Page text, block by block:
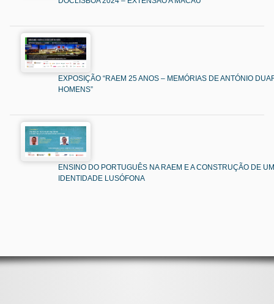
EXPOSIÇÃO “RAEM 25 ANOS – MEMÓRIAS DE ANTÓNIO
HOMENS”
ENSINO DO PORTUGUÊS NA RAEM E A CONSTRUÇÃO DE
IDENTIDADE LUSÓFONA